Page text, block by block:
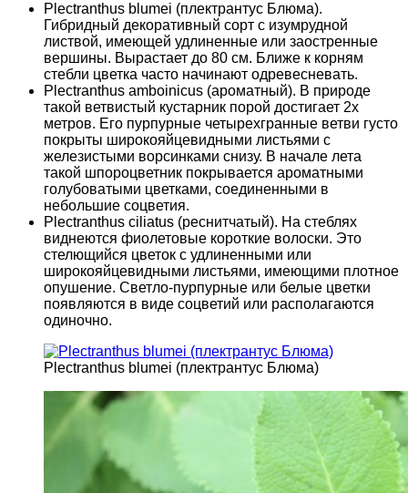
Plectranthus blumei (плектрантус Блюма).
Гибридный декоративный сорт с изумрудной
листвой, имеющей удлиненные или заостренные
вершины. Вырастает до 80 см. Ближе к корням
стебли цветка часто начинают одревесневать.
Plectranthus amboinicus (ароматный). В природе
такой ветвистый кустарник порой достигает 2х
метров. Его пурпурные четырехгранные ветви густо
покрыты широкояйцевидными листьями с
железистыми ворсинками снизу. В начале лета
такой шпороцветник покрывается ароматными
голубоватыми цветками, соединенными в
небольшие соцветия.
Plectranthus ciliatus (реснитчатый). На стеблях
виднеются фиолетовые короткие волоски. Это
стелющийся цветок с удлиненными или
широкояйцевидными листьями, имеющими плотное
опушение. Светло-пурпурные или белые цветки
появляются в виде соцветий или располагаются
одиночно.
Plectranthus blumei (плектрантус Блюма)